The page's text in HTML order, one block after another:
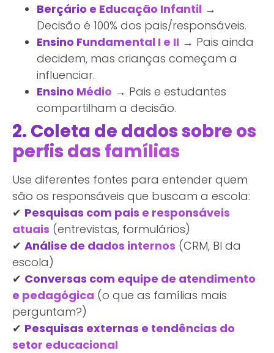
Berçário e Educação Infantil →
Decisão é 100% dos pais/responsáveis.
Ensino Fundamental I e II → Pais ainda
decidem, mas crianças começam a
influenciar.
Ensino Médio → Pais e estudantes
compartilham a decisão.
2. Coleta de dados sobre os
perfis das famílias
Use diferentes fontes para entender quem
são os responsáveis que buscam a escola:
✔ Pesquisas com pais e responsáveis
atuais (entrevistas, formulários)
✔ Análise de dados internos (CRM, BI da
escola)
✔ Conversas com equipe de atendimento
e pedagógica (o que as famílias mais
perguntam?)
✔ Pesquisas externas e tendências do
setor educacional